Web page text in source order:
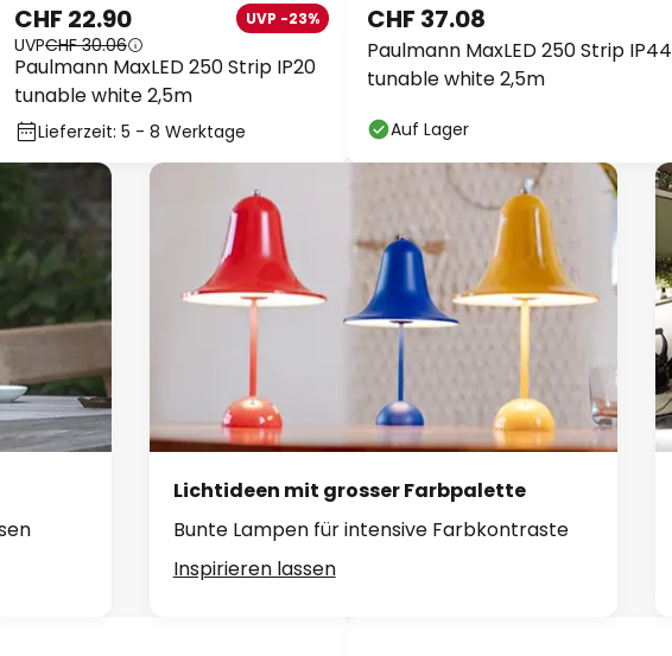
Paulmann MaxLED 250 Strip IP20
tunable white 2,5m
CHF 22.90 UVP -23%
UVPCHF 30.06
Lieferzeit: 5 - 8 Werktage
Paulmann MaxLED 250 Strip IP44
tunable white 2,5m
CHF 37.08
Auf Lager
Lichtideen mit grosser Farbpalette
Bunte Lampen für intensive Farbkontraste
Inspirieren lassen